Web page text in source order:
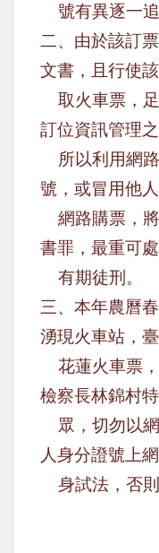
號有異逐一
二、 由於該訂票
文書，且行使
取火車票，
訂位資訊管理之
所以利用網
號，或冒用他
網路購票，
書罪，最重可處
有期徒刑。
三、本年農曆
湧現火車站，
花蓮火車票
檢察長林錦村
眾，切勿以
人身分證號上
身試法，否